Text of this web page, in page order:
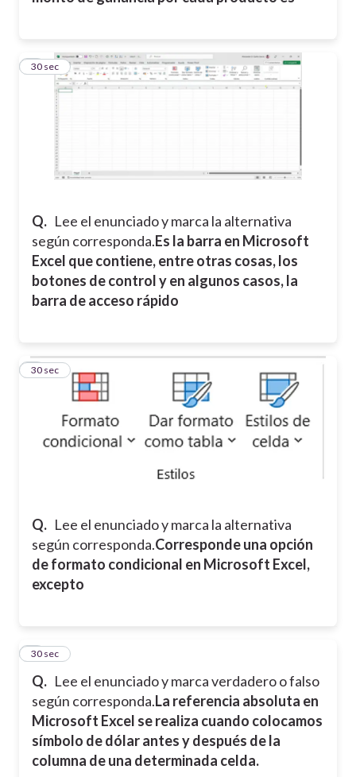
Q. Lee el enunciado y marca la alternativa
según corresponda.Es la barra en Microsoft
Excel que contiene, entre otras cosas, los
botones de control y en algunos casos, la
barra de acceso rápido
6
30 sec
Q. Lee el enunciado y marca la alternativa
según corresponda.Corresponde una opción
de formato condicional en Microsoft Excel,
excepto
7
30 sec
Q. Lee el enunciado y marca verdadero o falso
según corresponda.La referencia absoluta en
Microsoft Excel se realiza cuando colocamos
símbolo de dólar antes y después de la
columna de una determinada celda.
8
30 sec